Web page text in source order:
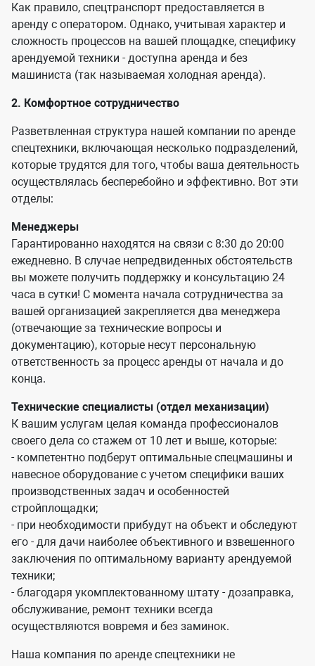
Как правило, спецтранспорт предоставляется в
аренду с оператором. Однако, учитывая характер и
сложность процессов на вашей площадке, специфику
арендуемой техники - доступна аренда и без
машиниста (так называемая холодная аренда).
2. Комфортное сотрудничество
Разветвленная структура нашей компании по аренде
спецтехники, включающая несколько подразделений,
которые трудятся для того, чтобы ваша деятельность
осуществлялась бесперебойно и эффективно. Вот эти
отделы:
Менеджеры
Гарантированно находятся на связи с 8:30 до 20:00
ежедневно. В случае непредвиденных обстоятельств
вы можете получить поддержку и консультацию 24
часа в сутки! С момента начала сотрудничества за
вашей организацией закрепляется два менеджера
(отвечающие за технические вопросы и
документацию), которые несут персональную
ответственность за процесс аренды от начала и до
конца.
Технические специалисты (отдел механизации)
К вашим услугам целая команда профессионалов
своего дела со стажем от 10 лет и выше, которые:
- компетентно подберут оптимальные спецмашины и
навесное оборудование с учетом специфики ваших
производственных задач и особенностей
стройплощадки;
- при необходимости прибудут на объект и обследуют
его - для дачи наиболее объективного и взвешенного
заключения по оптимальному варианту арендуемой
техники;
- благодаря укомплектованному штату - дозаправка,
обслуживание, ремонт техники всегда
осуществляются вовремя и без заминок.
Наша компания по аренде спецтехники не